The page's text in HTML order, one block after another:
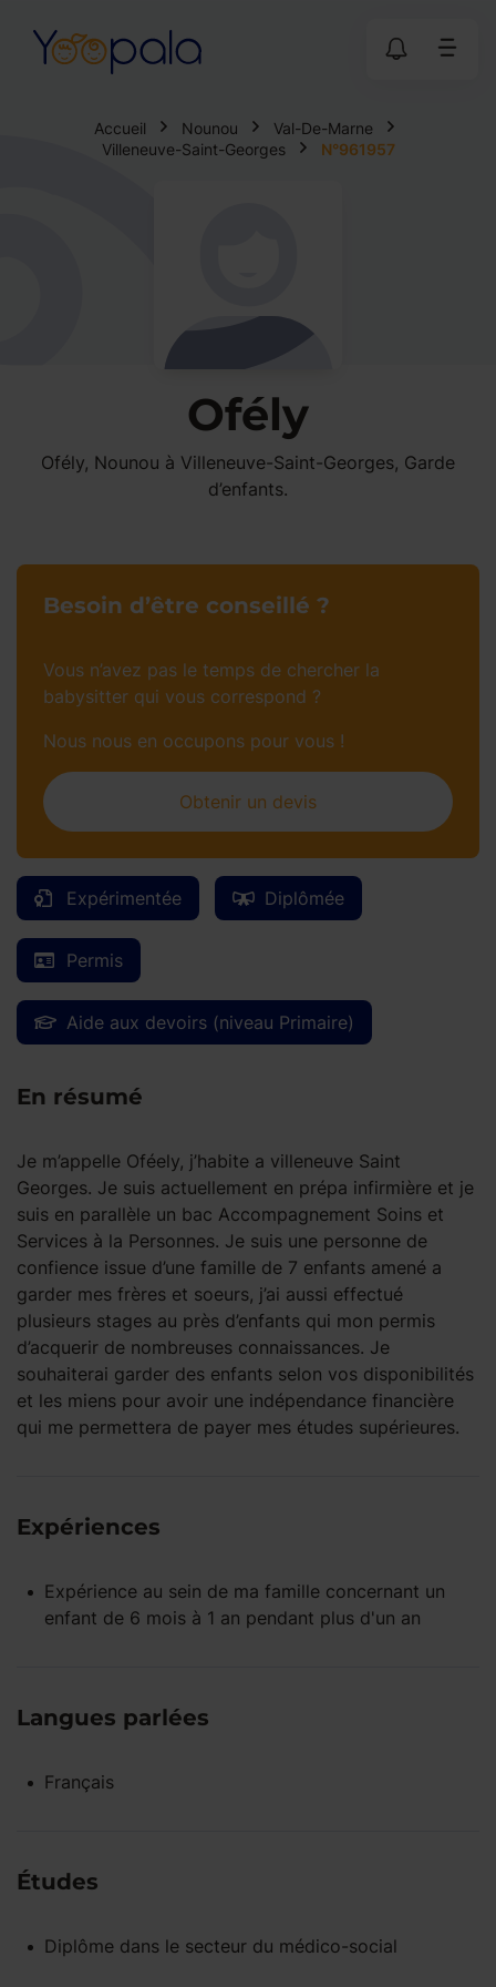
Accueil Nounou
Val-De-Marne
Villeneuve-Saint-Georges
N°961957
Ofély
Ofély, Nounou à Villeneuve-Saint-Georges, Garde
d’enfants.
Expérimentée Diplômée
Permis
Aide aux devoirs (niveau Primaire)
En résumé
Je m’appelle Oféely, j’habite a villeneuve Saint
Georges. Je suis actuellement en prépa infirmière et je
suis en parallèle un bac Accompagnement Soins et
Services à la Personnes. Je suis une personne de
confience issue d’une famille de 7 enfants amené a
garder mes frères et soeurs, j’ai aussi effectué
plusieurs stages au près d’enfants qui mon permis
d’acquerir de nombreuses connaissances. Je
souhaiterai garder des enfants selon vos disponibilités
et les miens pour avoir une indépendance financière
qui me permettera de payer mes études supérieures.
Expériences
Expérience au sein de ma famille concernant un
enfant de 6 mois à 1 an pendant plus d'un an
Langues parlées
Français
Études
Diplôme dans le secteur du médico-social
Besoin d’être conseillé ?
Vous n’avez pas le temps de chercher la
babysitter qui vous correspond ?
Nous nous en occupons pour vous !
Obtenir un devis